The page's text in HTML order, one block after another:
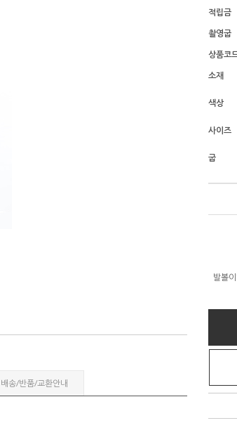
배송/반품/교환안내
적립금
촬영굽
상품코
소재
색상
사이즈
굽
발볼